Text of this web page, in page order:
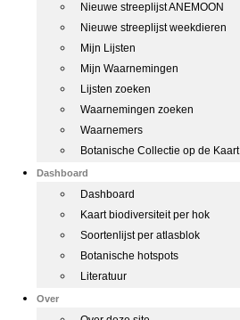
Nieuwe streeplijst ANEMOON
Nieuwe streeplijst weekdieren
Mijn Lijsten
Mijn Waarnemingen
Lijsten zoeken
Waarnemingen zoeken
Waarnemers
Botanische Collectie op de Kaart
Dashboard
Dashboard
Kaart biodiversiteit per hok
Soortenlijst per atlasblok
Botanische hotspots
Literatuur
Over